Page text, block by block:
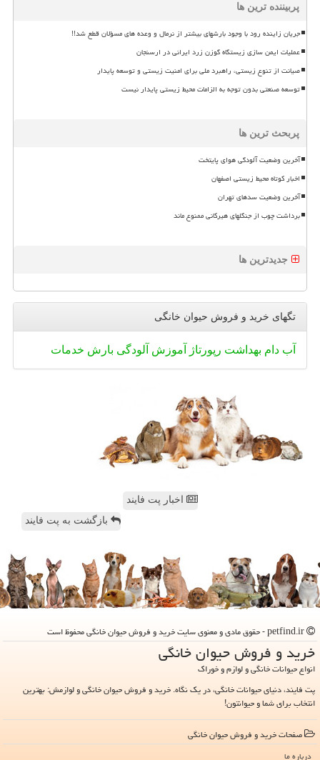
پربیننده ترین ها
جریان زاینده رود با وجود بارشهای بیشتر از نرمال و وعده های مسؤلان قطع شد!!
عملیات ایمن سازی زیستگاه گوزن زرد ایرانی در ارسنجان
صیانت از تنوع زیستی، راهبرد ملی برای امنیت زیستی و توسعه پایدار
توسعه صنعتی بدون توجه به الزامات محیط زیستی پایدار نیست
پربحث ترین ها
آخرین وضعیت آلودگی هوای پایتخت
اخبار کوتاه محیط زیستی اصفهان
آخرین وضعیت سدهای تهران
برداشت چوب از جنگلهای هیرکانی ممنوع ماند
جدیدترین ها
تگهای خرید و فروش حیوان خانگی
آب دام بهداشت رپورتاژ آموزش آلودگی بارش خدمات
اخبار پت فایند
بازگشت به پت فایند
خرید و فروش حیوان خانگی
انواع حیوانات خانگی و لوازم و خوراک
پت فایند، دنیای حیوانات خانگی، در یک نگاه. خرید و فروش حیوان خانگی و لوازمش: بهترین
انتخاب برای شما و حیوانتون!
صفحات خرید و فروش حیوان خانگی
درباره ما